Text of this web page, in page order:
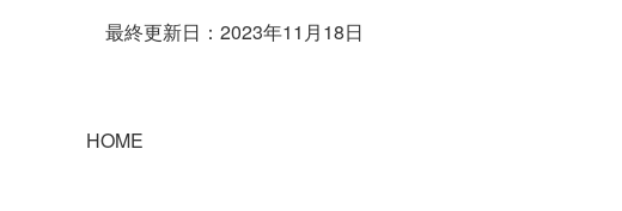
最終更新日：2023年11月18日
HOME